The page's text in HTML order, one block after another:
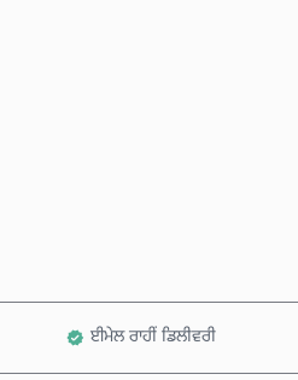
ਈਮੇਲ ਰਾਹੀਂ ਡਿਲੀਵਰੀ